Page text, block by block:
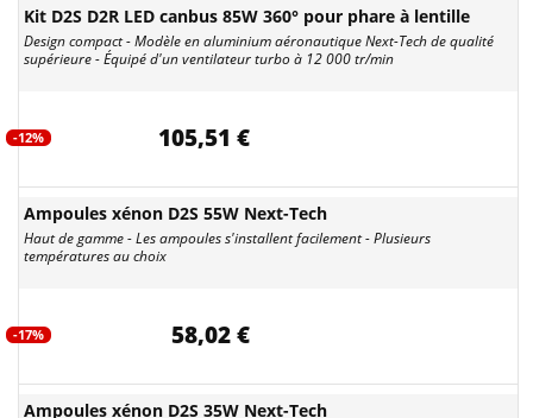
Kit D2S D2R LED canbus 85W 360° pour phare à lentille
Design compact - Modèle en aluminium aéronautique Next-Tech de qualité
supérieure - Équipé d'un ventilateur turbo à 12 000 tr/min
-12% 105,51 €
Ampoules xénon D2S 55W Next-Tech
Haut de gamme - Les ampoules s'installent facilement - Plusieurs
températures au choix
-17% 58,02 €
Ampoules xénon D2S 35W Next-Tech